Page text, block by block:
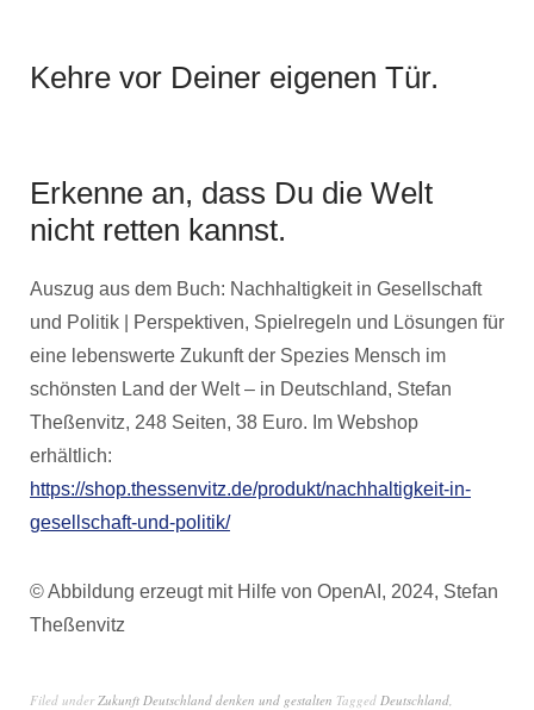
Kehre vor Deiner eigenen Tür.
Erkenne an, dass Du die Welt
nicht retten kannst.
Auszug aus dem Buch: Nachhaltigkeit in Gesellschaft
und Politik | Perspektiven, Spielregeln und Lösungen für
eine lebenswerte Zukunft der Spezies Mensch im
schönsten Land der Welt – in Deutschland, Stefan
Theßenvitz, 248 Seiten, 38 Euro. Im Webshop
erhältlich:
https://shop.thessenvitz.de/produkt/nachhaltigkeit-in-
gesellschaft-und-politik/
© Abbildung erzeugt mit Hilfe von OpenAI, 2024, Stefan
Theßenvitz
Filed underZukunft Deutschland denken und gestalten Tagged Deutschland,